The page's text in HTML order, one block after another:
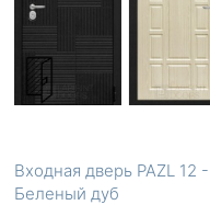
Входная дверь PAZL 12 -
Беленый дуб